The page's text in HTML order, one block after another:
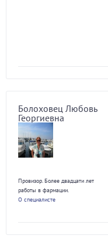
Болоховец Любовь
Георгиевна
Провизор. Более двадцати лет
работы в фармации.
О специалисте